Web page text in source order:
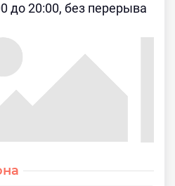
до 20:00, без перерыва